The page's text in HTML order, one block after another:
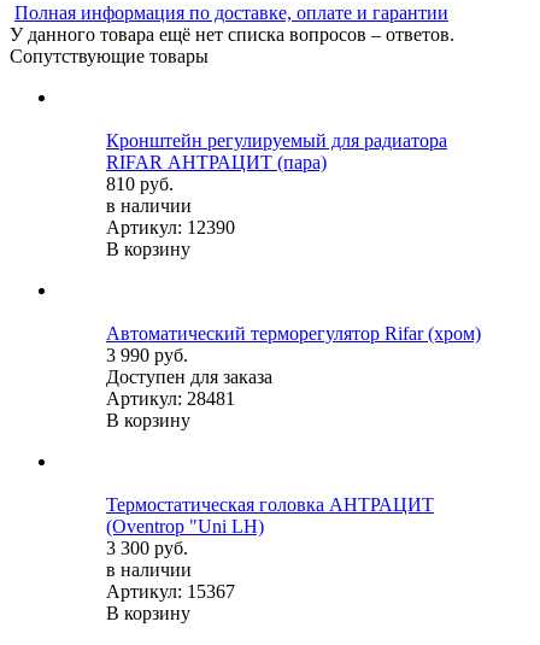
Полная информация по доставке, оплате и гарантии
У данного товара ещё нет списка вопросов – ответов.
Сопутствующие товары
Кронштейн регулируемый для радиатора
RIFAR АНТРАЦИТ (пара)
810 руб.
в наличии
Артикул: 12390
В корзину
Автоматический терморегулятор Rifar (хром)
3 990 руб.
Доступен для заказа
Артикул: 28481
В корзину
Термостатическая головка АНТРАЦИТ
(Oventrop "Uni LH)
3 300 руб.
в наличии
Артикул: 15367
В корзину